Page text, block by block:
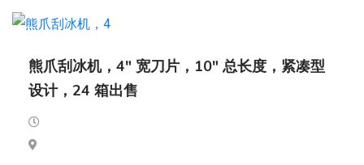
熊爪刮冰机，4" 宽刀片，10" 总长度，紧凑型
设计，24 箱出售